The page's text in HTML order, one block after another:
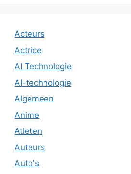
Acteurs
Actrice
AI Technologie
AI-technologie
Algemeen
Anime
Atleten
Auteurs
Auto's